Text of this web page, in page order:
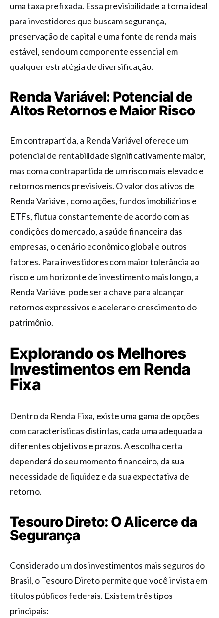
uma taxa prefixada. Essa previsibilidade a torna ideal
para investidores que buscam segurança,
preservação de capital e uma fonte de renda mais
estável, sendo um componente essencial em
qualquer estratégia de diversificação.
Renda Variável: Potencial de
Altos Retornos e Maior Risco
Em contrapartida, a Renda Variável oferece um
potencial de rentabilidade significativamente maior,
mas com a contrapartida de um risco mais elevado e
retornos menos previsíveis. O valor dos ativos de
Renda Variável, como ações, fundos imobiliários e
ETFs, flutua constantemente de acordo com as
condições do mercado, a saúde financeira das
empresas, o cenário econômico global e outros
fatores. Para investidores com maior tolerância ao
risco e um horizonte de investimento mais longo, a
Renda Variável pode ser a chave para alcançar
retornos expressivos e acelerar o crescimento do
patrimônio.
Explorando os Melhores
Investimentos em Renda
Fixa
Dentro da Renda Fixa, existe uma gama de opções
com características distintas, cada uma adequada a
diferentes objetivos e prazos. A escolha certa
dependerá do seu momento financeiro, da sua
necessidade de liquidez e da sua expectativa de
retorno.
Tesouro Direto: O Alicerce da
Segurança
Considerado um dos investimentos mais seguros do
Brasil, o Tesouro Direto permite que você invista em
títulos públicos federais. Existem três tipos
principais: